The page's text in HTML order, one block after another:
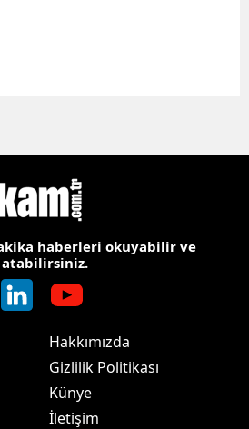
haberleri okuyabilir ve
atabilirsiniz.
Hakkımızda
Gizlilik Politikası
Künye
İletişim